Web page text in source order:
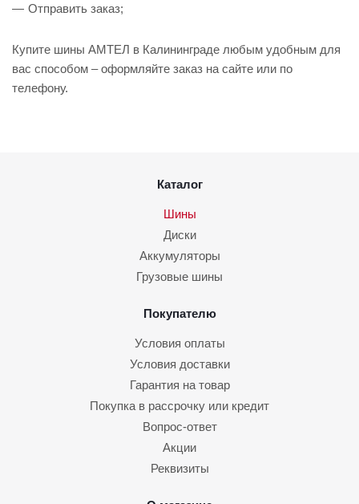
Отправить заказ;
Купите шины АМТЕЛ в Калининграде любым удобным для
вас способом – оформляйте заказ на сайте или по
телефону.
Каталог
Шины
Диски
Аккумуляторы
Грузовые шины
Покупателю
Условия оплаты
Условия доставки
Гарантия на товар
Покупка в рассрочку или кредит
Вопрос-ответ
Акции
Реквизиты